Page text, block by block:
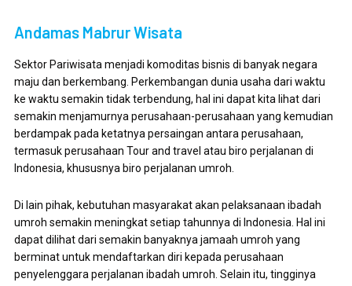
Andamas Mabrur Wisata
Sektor Pariwisata menjadi komoditas bisnis di banyak negara
maju dan berkembang. Perkembangan dunia usaha dari waktu
ke waktu semakin tidak terbendung, hal ini dapat kita lihat dari
semakin menjamurnya perusahaan-perusahaan yang kemudian
berdampak pada ketatnya persaingan antara perusahaan,
termasuk perusahaan Tour and travel atau biro perjalanan di
Indonesia, khususnya biro perjalanan umroh.
Di lain pihak, kebutuhan masyarakat akan pelaksanaan ibadah
umroh semakin meningkat setiap tahunnya di Indonesia. Hal ini
dapat dilihat dari semakin banyaknya jamaah umroh yang
berminat untuk mendaftarkan diri kepada perusahaan
penyelenggara perjalanan ibadah umroh. Selain itu, tingginya